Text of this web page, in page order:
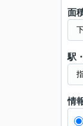
面
駅
情